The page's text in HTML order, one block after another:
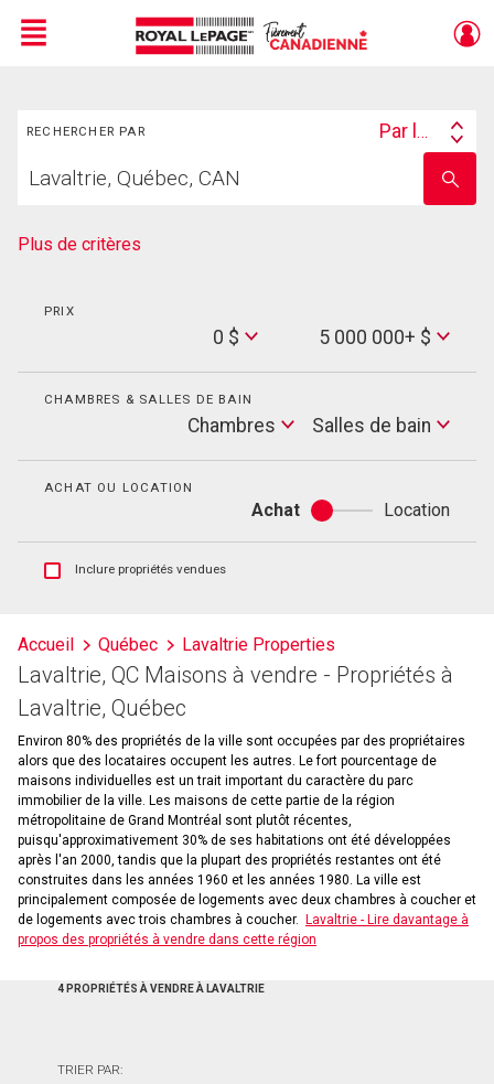
Menu
RECHERCHER PAR
Search
Par lieu
votre
nom
Plus de critères
PRIX
0 $
Max
Price
5 000 000+ $
CHAMBRES & SALLES DE BAIN
Chambres
Salles
de
Salles de bain
ACHAT OU LOCATION
Achat
Achat
ou
Location
Afficher
et
les
historiques
d'inscriptions
Inclure propriétés vendues
Accueil Québec Lavaltrie Properties
Lavaltrie, QC Maisons à vendre - Propriétés à
Lavaltrie, Québec
Environ 80% des propriétés de la ville sont occupées par des propriétaires
alors que des locataires occupent les autres. Le fort pourcentage de
maisons individuelles est un trait important du caractère du parc
immobilier de la ville. Les maisons de cette partie de la région
métropolitaine de Grand Montréal sont plutôt récentes,
puisqu'approximativement 30% de ses habitations ont été développées
après l'an 2000, tandis que la plupart des propriétés restantes ont été
construites dans les années 1960 et les années 1980. La ville est
principalement composée de logements avec deux chambres à coucher et
de logements avec trois chambres à coucher.
Lavaltrie - Lire davantage à
propos des propriétés à vendre dans cette région
4 PROPRIÉTÉS À VENDRE À LAVALTRIE
TRIER PAR: